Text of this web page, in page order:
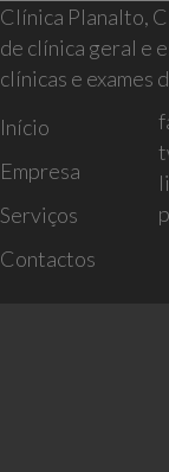
Clínica Planalto,
de clínica geral e
clínicas e exames
Início
Empresa
Serviços
Contactos